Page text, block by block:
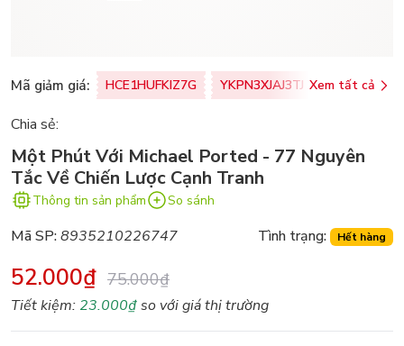
Mã giảm giá: HCE1HUFKIZ7G YKPN3XJAJ3TJ Xem tất cả
Chia sẻ:
Một Phút Với Michael Ported - 77 Nguyên
Tắc Về Chiến Lược Cạnh Tranh
Thông tin sản phẩm So sánh
Mã SP:8935210226747 Tình trạng: Hết hàng
52.000₫ 75.000₫
Tiết kiệm: 23.000₫so với giá thị trường